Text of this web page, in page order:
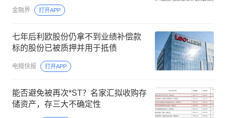
金融界 打开APP
七年后利欧股份仍拿不到业绩补偿款
标的股份已被质押并用于抵债
电鳗快报 打开APP
能否避免被再次*ST？名家汇拟收购存
储资产，存三大不确定性